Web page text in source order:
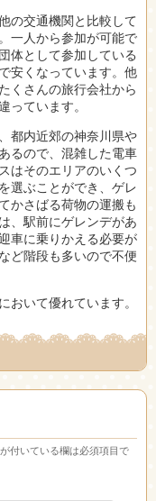
の交通機関と比較して
一人から参加が可能で
体として参加している
安くなっています。他
くさんの旅行会社から
っています。
都内近郊の神奈川県や
るので、混雑した電車
はそのエリアのいくつ
選ぶことができ、ゲレ
かさばる荷物の運搬も
、駅前にゲレンデがあ
車に乗りかえる必要が
ど階段も多いので不便
いて優れています。
が付いている欄は必須項目で